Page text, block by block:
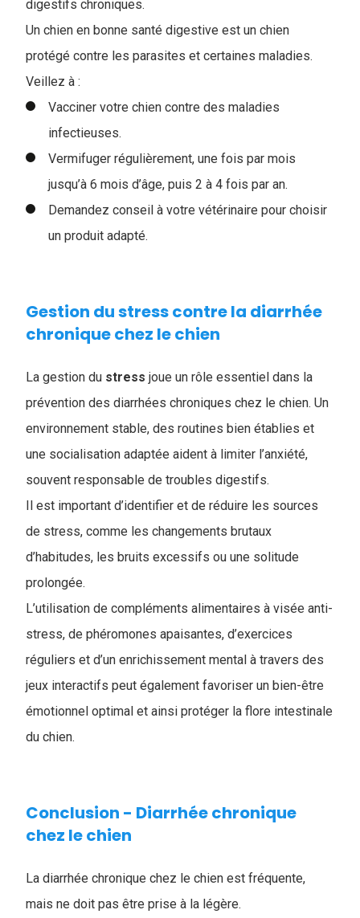
digestifs chroniques.
Un chien en bonne santé digestive est un chien
protégé contre les parasites et certaines maladies.
Veillez à :
Vacciner votre chien contre des maladies
infectieuses.
Vermifuger régulièrement, une fois par mois
jusqu’à 6 mois d’âge, puis 2 à 4 fois par an.
Demandez conseil à votre vétérinaire pour choisir
un produit adapté.
Gestion du stress contre la diarrhée
chronique chez le chien
La gestion du stress joue un rôle essentiel dans la
prévention des diarrhées chroniques chez le chien. Un
environnement stable, des routines bien établies et
une socialisation adaptée aident à limiter l’anxiété,
souvent responsable de troubles digestifs.
Il est important d’identifier et de réduire les sources
de stress, comme les changements brutaux
d’habitudes, les bruits excessifs ou une solitude
prolongée.
L’utilisation de compléments alimentaires à visée anti-
stress, de phéromones apaisantes, d’exercices
réguliers et d’un enrichissement mental à travers des
jeux interactifs peut également favoriser un bien-être
émotionnel optimal et ainsi protéger la flore intestinale
du chien.
Conclusion - Diarrhée chronique
chez le chien
La diarrhée chronique chez le chien​ est fréquente,
mais ne doit pas être prise à la légère.